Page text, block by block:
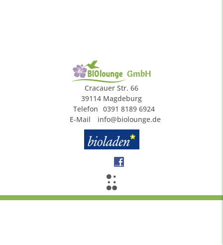
GmbH
Cracauer Str. 66
39114 Magdeburg
Telefon 0391 8189 6924
E-Mail
info@biolounge.de